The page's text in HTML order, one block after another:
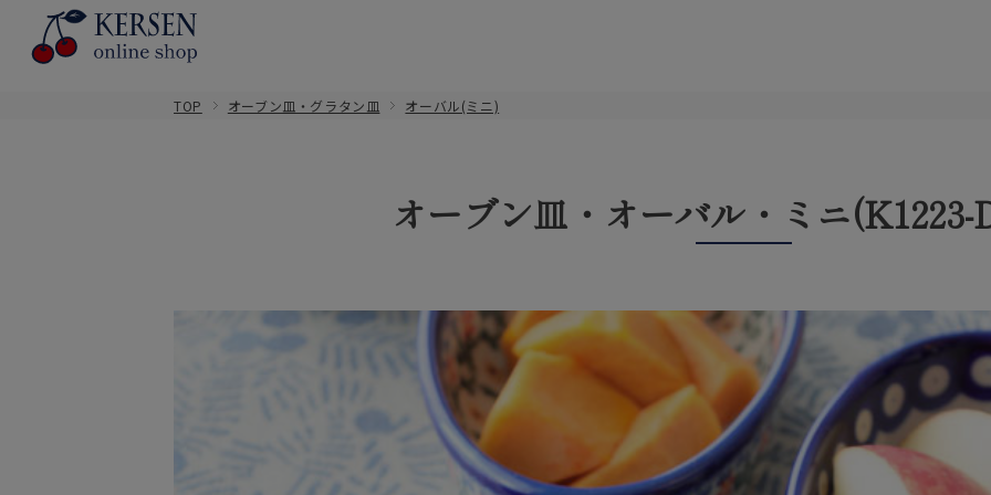
TOP オーブン皿・グラタン皿 オーバル(ミニ)
オーブン皿・オーバル・ミニ(K1223-